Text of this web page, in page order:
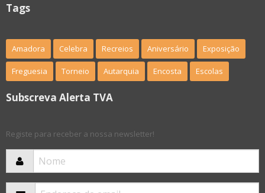
Tags
Amadora Celebra Recreios Aniversário Exposição
Freguesia Torneio Autarquia Encosta Escolas
Subscreva Alerta TVA
Registe para receber a nossa newsletter!